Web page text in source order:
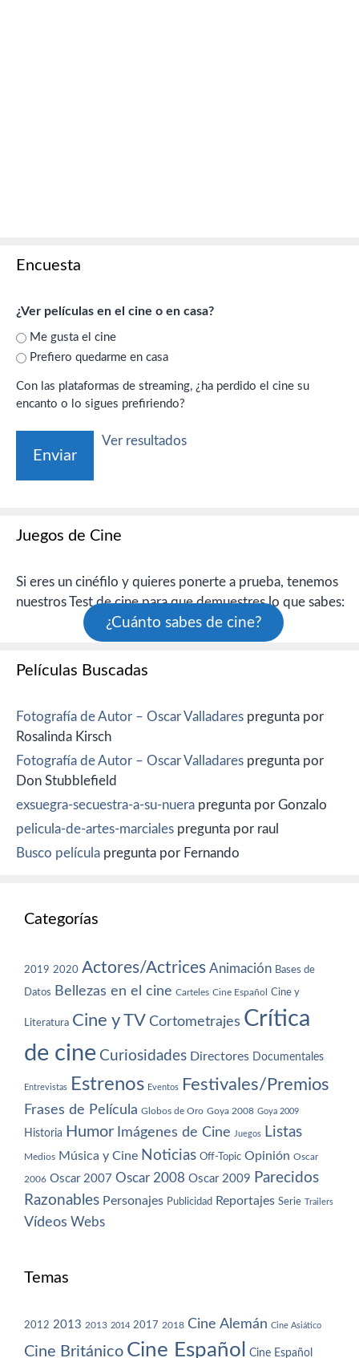
Encuesta
¿Ver películas en el cine o en casa?
Me gusta el cine
Prefiero quedarme en casa
Con las plataformas de streaming, ¿ha perdido el cine su
encanto o lo sigues prefiriendo?
Ver resultados
Juegos de Cine
Si eres un cinéfilo y quieres ponerte a prueba, tenemos
nuestros Test de cine para que demuestres lo que sabes:
¿Cuánto sabes de cine?
Películas Buscadas
Fotografía de Autor – Oscar Valladares pregunta por
Rosalinda Kirsch
Fotografía de Autor – Oscar Valladares pregunta por
Don Stubblefield
exsuegra-secuestra-a-su-nuera pregunta por Gonzalo
pelicula-de-artes-marciales pregunta por raul
Busco película pregunta por Fernando
Categorías
2019 2020 Actores/Actrices Animación Bases de
Datos Bellezas en el cine Carteles Cine Español Cine y
Literatura Cine y TV Cortometrajes Crítica
de cine Curiosidades Directores Documentales
Entrevistas Estrenos Eventos Festivales/Premios
Frases de Película Globos de Oro Goya 2008 Goya 2009
Historia Humor Imágenes de Cine Juegos Listas
Medios Música y Cine Noticias Off-Topic Opinión Oscar
2006 Oscar 2007 Oscar 2008 Oscar 2009 Parecidos
Razonables Personajes Publicidad Reportajes Serie Trailers
Vídeos Webs
Temas
2012 2013 2013 2014 2017 2018 Cine Alemán Cine Asiático
Cine Británico Cine Español Cine Español